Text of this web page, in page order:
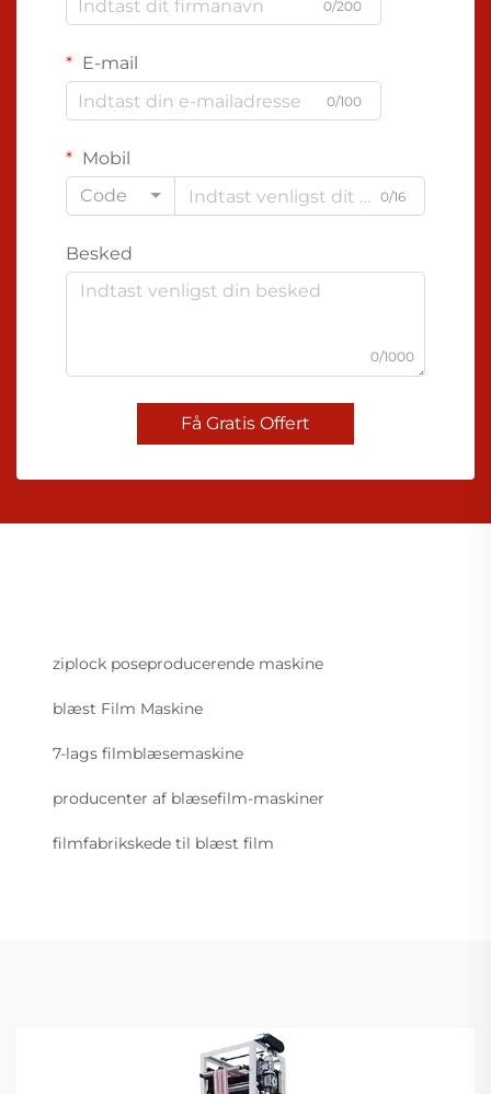
0/200
E-mail
0/100
Mobil
Code
0/16
Besked
0/1000
Få Gratis Offert
ziplock poseproducerende maskine
blæst Film Maskine
7-lags filmblæsemaskine
producenter af blæsefilm-maskiner
filmfabrikskede til blæst film